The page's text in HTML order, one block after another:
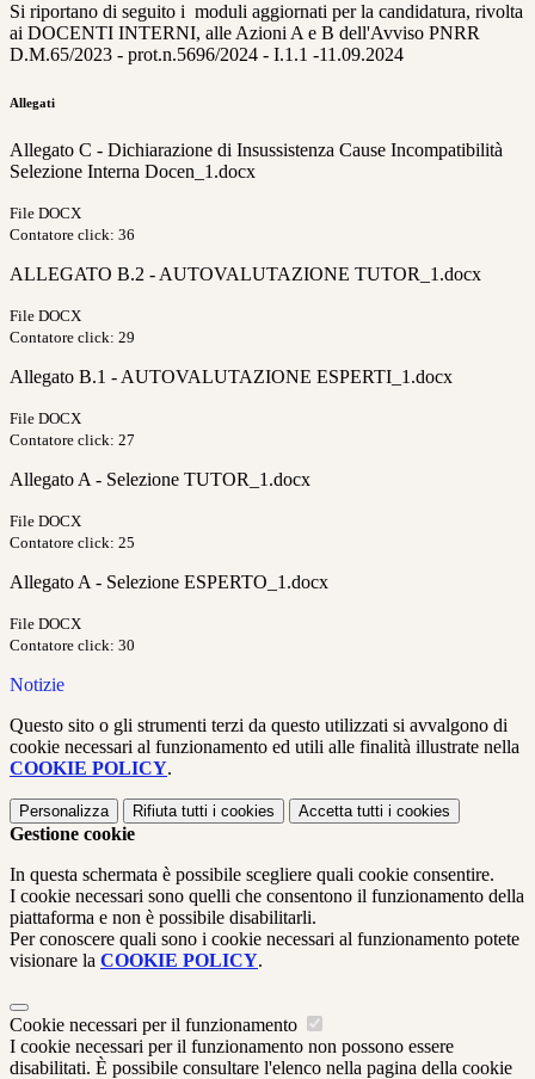
Si riportano di seguito i moduli aggiornati per la candidatura, rivolta
ai DOCENTI INTERNI, alle Azioni A e B dell'Avviso PNRR
D.M.65/2023 - prot.n.5696/2024 - I.1.1 -11.09.2024
Allegati
Allegato C - Dichiarazione di Insussistenza Cause Incompatibilità
Selezione Interna Docen_1.docx
File DOCX
Contatore click: 36
ALLEGATO B.2 - AUTOVALUTAZIONE TUTOR_1.docx
File DOCX
Contatore click: 29
Allegato B.1 - AUTOVALUTAZIONE ESPERTI_1.docx
File DOCX
Contatore click: 27
Allegato A - Selezione TUTOR_1.docx
File DOCX
Contatore click: 25
Allegato A - Selezione ESPERTO_1.docx
File DOCX
Contatore click: 30
Notizie
Questo sito o gli strumenti terzi da questo utilizzati si avvalgono di
cookie necessari al funzionamento ed utili alle finalità illustrate nella
COOKIE POLICY.
Personalizza Rifiuta tutti i cookies Accetta tutti i cookies
Gestione cookie
In questa schermata è possibile scegliere quali cookie consentire.
I cookie necessari sono quelli che consentono il funzionamento della
piattaforma e non è possibile disabilitarli.
Per conoscere quali sono i cookie necessari al funzionamento potete
visionare la COOKIE POLICY.
Cookie necessari per il funzionamento
I cookie necessari per il funzionamento non possono essere
disabilitati. È possibile consultare l'elenco nella pagina della cookie